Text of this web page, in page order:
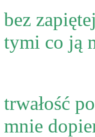
bez
tymi co ją
trwałość
mnie